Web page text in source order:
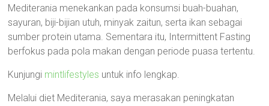
Mediterania menekankan pada konsumsi buah-buahan,
sayuran, biji-bijian utuh, minyak zaitun, serta ikan sebagai
sumber protein utama. Sementara itu, Intermittent Fasting
berfokus pada pola makan dengan periode puasa tertentu.
Kunjungi mintlifestyles untuk info lengkap.
Melalui diet Mediterania, saya merasakan peningkatan